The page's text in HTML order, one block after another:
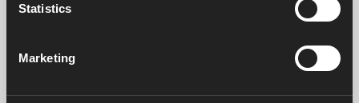
Statistics
Marketing
Service & support